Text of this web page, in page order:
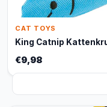
CAT TOYS
King Catnip
€9,98